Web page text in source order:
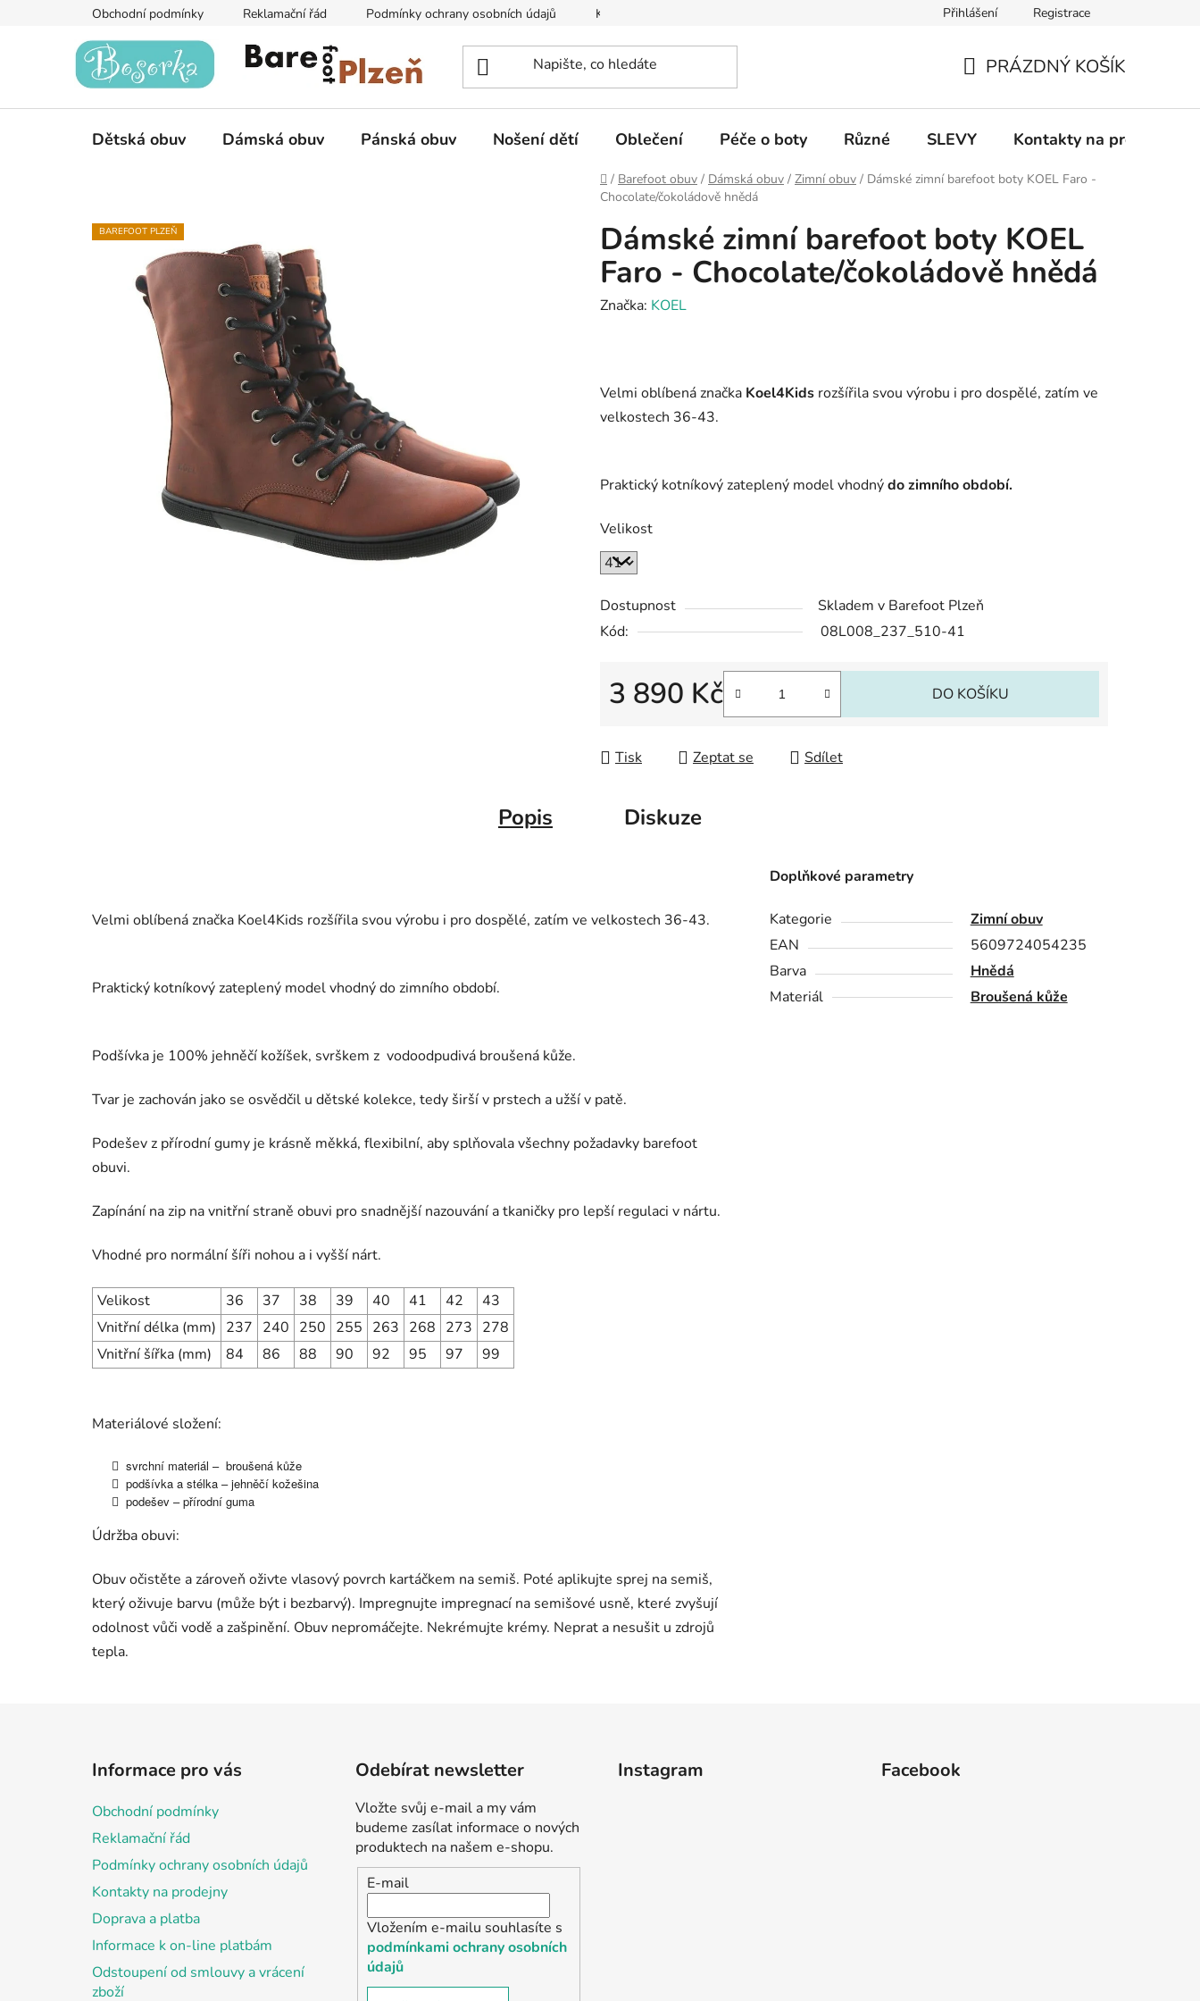
Obchodní podmínky Reklamační řád Podmínky ochrany osobních údajů Kontakty na prodejny Informace k on-line platbám Odstoupení od
Přihlášení Registrace
KOŠÍK
PRÁZDNÝ KOŠÍK
Dětská obuv Dámská obuv Pánská obuv Nošení dětí Oblečení Péče o boty Různé SLEVY Kontakty na prodejny
Domů
/ Barefoot obuv / Dámská obuv / Zimní obuv / Dámské zimní barefoot boty KOEL Faro -
Chocolate/čokoládově hnědá
Dámské zimní barefoot boty KOEL
Faro - Chocolate/čokoládově hnědá
Značka: KOEL
Velmi oblíbená značka Koel4Kids rozšířila svou výrobu i pro dospělé, zatím ve
velkostech 36-43.
Praktický kotníkový zateplený model vhodnýdo zimního období.
Velikost
Dostupnost
Skladem v Barefoot Plzeň
Kód:
08L008_237_510-41
3 890 Kč DO KOŠÍKU
Tisk Zeptat se Sdílet
BAREFOOT PLZEŇ
Popis Diskuze
Velmi oblíbená značka Koel4Kids rozšířila svou výrobu i pro dospělé, zatím ve velkostech 36-43.
Praktický kotníkový zateplený model vhodný do zimního období.
Podšívka je 100% jehněčí kožíšek, svrškem z vodoodpudivá broušená kůže.
Tvar je zachován jako se osvědčil u dětské kolekce, tedy širší v prstech a užší v patě.
Podešev z přírodní gumy je krásně měkká, flexibilní, aby splňovala všechny požadavky barefoot
obuvi.
Zapínání na zip na vnitřní straně obuvi pro snadnější nazouvání a tkaničky pro lepší regulaci v nártu.
Vhodné pro normální šíři nohou a i vyšší nárt.
Velikost 36 37 38 39 40 41 42
43
Vnitřní délka (mm) 237 240 250 255 263 268 273 278
Vnitřní šířka (mm)
84 86 88 90 92 95 97 99
Materiálové složení:
svrchní materiál – broušená kůže
podšívka a stélka – jehněčí kožešina
podešev – přírodní guma
Údržba obuvi:
Obuv očistěte a zároveň oživte vlasový povrch kartáčkem na semiš. Poté aplikujte sprej na semiš,
který oživuje barvu (může být i bezbarvý). Impregnujte impregnací na semišové usně, které zvyšují
odolnost vůči vodě a zašpinění. Obuv nepromáčejte. Nekrémujte krémy. Neprat a nesušit u zdrojů
tepla.
Doplňkové parametry
Kategorie
Zimní obuv
EAN
5609724054235
Barva
Hnědá
Materiál
Broušená kůže
Informace pro vás
Obchodní podmínky
Reklamační řád
Podmínky ochrany osobních údajů
Kontakty na prodejny
Doprava a platba
Informace k on-line platbám
Odstoupení od smlouvy a vrácení
zboží
Odebírat newsletter
Vložte svůj e-mail a my vám
budeme zasílat informace o nových
produktech na našem e-shopu.
E-mail
Vložením e-mailu souhlasíte s
podmínkami ochrany osobních
údajů
Instagram Facebook